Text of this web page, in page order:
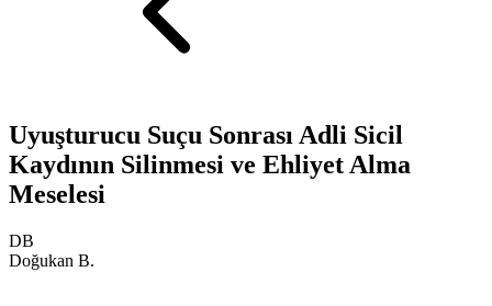
Uyuşturucu Suçu Sonrası Adli Sicil
Kaydının Silinmesi ve Ehliyet Alma
Meselesi
DB
Doğukan B.